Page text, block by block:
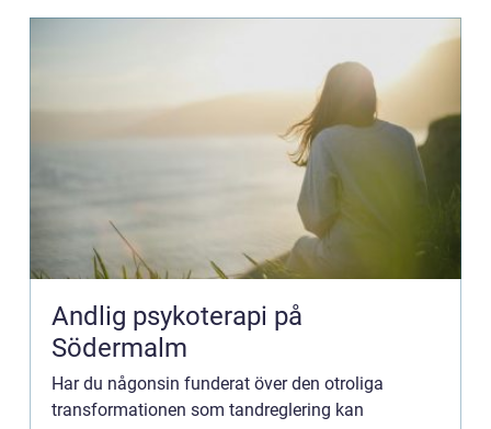
Andlig psykoterapi på
Södermalm
Har du någonsin funderat över den otroliga
transformationen som tandreglering kan